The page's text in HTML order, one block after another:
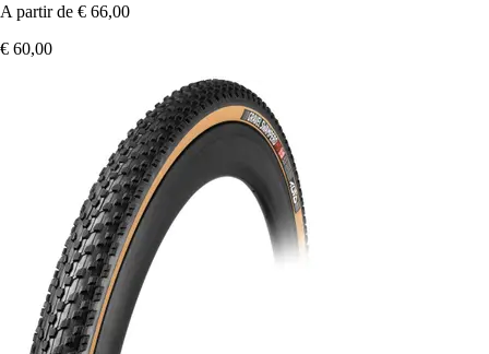
A partir de € 66,00
€ 60,00